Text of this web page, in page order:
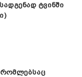
Ტვინში
Რომლებსაც